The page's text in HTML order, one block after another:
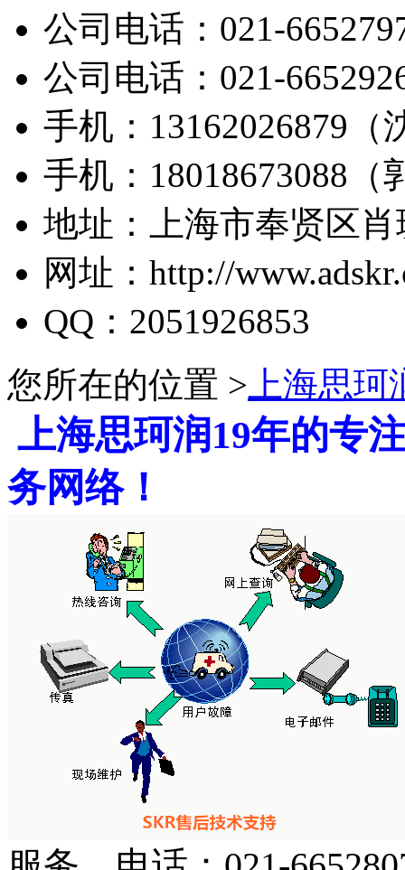
公司电话：021-
公司电话：021-
手机：13162026879（
手机：18018673088（
地址：上海市奉贤区肖
网址：http://
QQ：2051926853
您所在的位置 > 上海思
上海思珂润19年的专
务网络！